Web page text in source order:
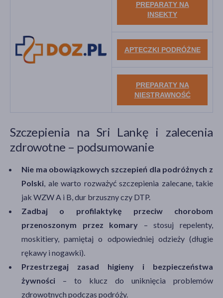
PREPARATY NA
INSEKTY
APTECZKI PODRÓŻNE
PREPARATY NA
NIESTRAWNOŚĆ
Szczepienia na Sri Lankę i zalecenia
zdrowotne – podsumowanie
Nie ma obowiązkowych szczepień dla podróżnych z
Polski, ale warto rozważyć szczepienia zalecane, takie
jak WZW A i B, dur brzuszny czy DTP.
Zadbaj o profilaktykę przeciw chorobom
przenoszonym przez komary – stosuj repelenty,
moskitiery, pamiętaj o odpowiedniej odzieży (długie
rękawy i nogawki).
Przestrzegaj zasad higieny i bezpieczeństwa
żywności – to klucz do uniknięcia problemów
zdrowotnych podczas podróży.